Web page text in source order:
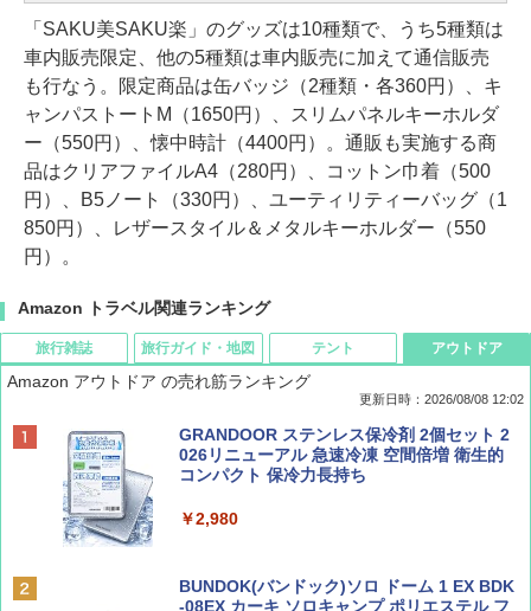
「SAKU美SAKU楽」のグッズは10種類で、うち5種類は
車内販売限定、他の5種類は車内販売に加えて通信販売
も行なう。限定商品は缶バッジ（2種類・各360円）、キ
ャンパストートM（1650円）、スリムパネルキーホルダ
ー（550円）、懐中時計（4400円）。通販も実施する商
品はクリアファイルA4（280円）、コットン巾着（500
円）、B5ノート（330円）、ユーティリティーバッグ（1
850円）、レザースタイル＆メタルキーホルダー（550
円）。
Amazon トラベル関連ランキング
旅行雑誌
BE-PAL(ビ-パル) 2026年 9 月号【特別付録:
SOTO ミニマル"旅"財布 ランダム2種】
ディズニーファン ２０２６年 ９月号 [雑
誌] (ＤＩＳＮＥＹ ＦＡＮ)
旅行ガイド・地図
D40 地球の歩き方 チェンマイ タイ北部の魅
力的な町 2026～2027 地球の歩き方D アジア
地球の歩き方 スター・ウォーズ
テント
[キャンパーズコレクション 山善] ポップアッ
プテント 傘みたいに広げて畳める パッとサ
ッとサンシェード キューブ フルクローズ メ
&ハイキング カーキ PATC-150(KH)
アウトドア
Amazon アウトドア の売れ筋ランキング
更新日時：2026/08/08 12:02
GRANDOOR ステンレス保冷剤 2個セット 2
026リニューアル 急速冷凍 空間倍増 衛生的
コンパクト 保冷力長持ち
￥2,980
BUNDOK(バンドック)ソロ ドーム 1 EX BDK
-08EX カーキ ソロキャンプ ポリエステル フ